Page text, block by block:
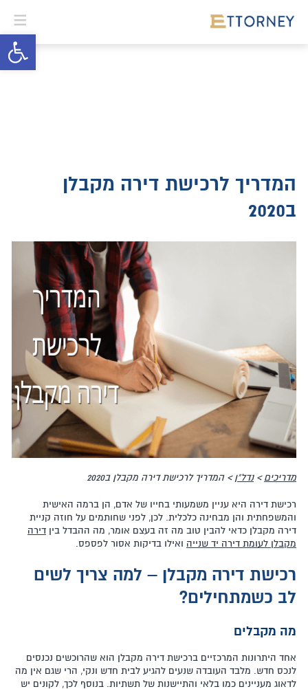
פתח
המדריך לרכישת דירה מקבלן
ב2020
מדריכים >נדל"ן > המדריך לרכישת דירה מקבלן ב2020
רכישת דירה היא עניין משמעותי בחייו של אדם, הן ברמה האישית
והמשפחתית והן מבחינה כלכלית. לכן, לפני שחותמים על חוזה קניית
דירה מקבלן כדאי להבין טוב מה זה בעצם אומר, מה ההבדל בין דירה
מקבלן לעומת דירה יד שנייה ואילו בדיקות אסור לפספס.
רכישת דירה מקבלן – למה צריך לשים
לב כשמתחילים?
מה מקבלים
אחד היתרונות המרכזיים ברכישת דירה מקבלן הוא שהרוכשים נכנסים
לנכס חדש. מלבד העובדה שנעים להגיע לבית חדש ונקי, הרי שגם אין מה
לדאוג מעניינים כמו בלאי והתיישנות של תשתיות. בנוסף לכך, לקונים יש